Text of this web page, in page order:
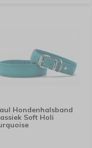
Hondenhalsband
Soft Holi